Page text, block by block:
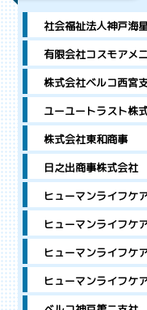
社会福祉法人神戸海
有限会社コスモアメ
株式会社ベルコ西宮
ユーユートラスト株
株式会社東和商事
日之出商事株式会社
ヒューマンライフケ
ヒューマンライフケ
ヒューマンライフケ
ヒューマンライフケ